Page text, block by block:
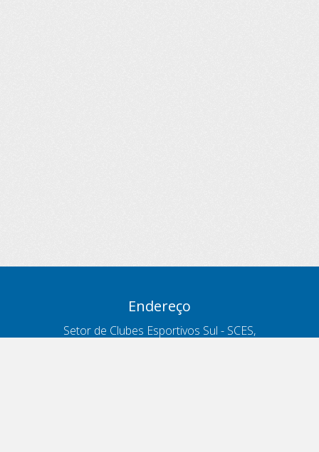
Endereço
Setor de Clubes Esportivos Sul - SCES,